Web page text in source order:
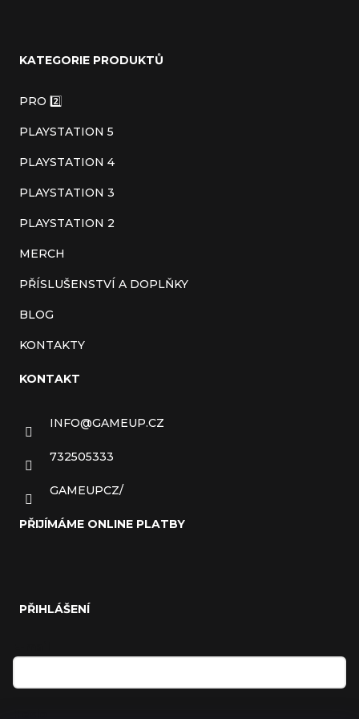
KATEGORIE PRODUKTŮ
PRO 2️⃣
PLAYSTATION 5
PLAYSTATION 4
PLAYSTATION 3
PLAYSTATION 2
MERCH
PŘÍSLUŠENSTVÍ A DOPLŇKY
BLOG
KONTAKTY
KONTAKT
INFO@GAMEUP.CZ
732505333
GAMEUPCZ/
PŘIJÍMÁME ONLINE PLATBY
PŘIHLÁŠENÍ